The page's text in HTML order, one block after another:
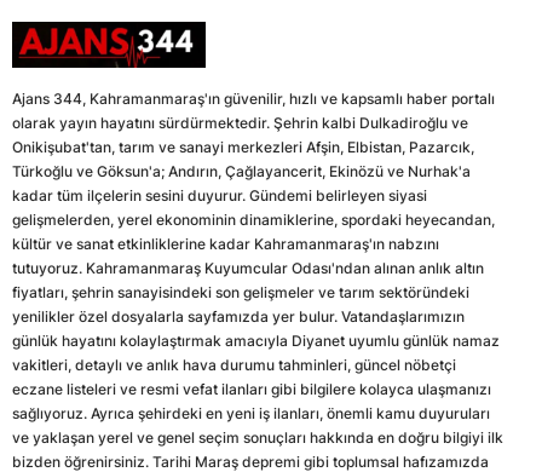
Ajans 344, Kahramanmaraş'ın güvenilir, hızlı ve kapsamlı haber portalı
olarak yayın hayatını sürdürmektedir. Şehrin kalbi Dulkadiroğlu ve
Onikişubat'tan, tarım ve sanayi merkezleri Afşin, Elbistan, Pazarcık,
Türkoğlu ve Göksun'a; Andırın, Çağlayancerit, Ekinözü ve Nurhak'a
kadar tüm ilçelerin sesini duyurur. Gündemi belirleyen siyasi
gelişmelerden, yerel ekonominin dinamiklerine, spordaki heyecandan,
kültür ve sanat etkinliklerine kadar Kahramanmaraş'ın nabzını
tutuyoruz. Kahramanmaraş Kuyumcular Odası'ndan alınan anlık altın
fiyatları, şehrin sanayisindeki son gelişmeler ve tarım sektöründeki
yenilikler özel dosyalarla sayfamızda yer bulur. Vatandaşlarımızın
günlük hayatını kolaylaştırmak amacıyla Diyanet uyumlu günlük namaz
vakitleri, detaylı ve anlık hava durumu tahminleri, güncel nöbetçi
eczane listeleri ve resmi vefat ilanları gibi bilgilere kolayca ulaşmanızı
sağlıyoruz. Ayrıca şehirdeki en yeni iş ilanları, önemli kamu duyuruları
ve yaklaşan yerel ve genel seçim sonuçları hakkında en doğru bilgiyi ilk
bizden öğrenirsiniz. Tarihi Maraş depremi gibi toplumsal hafızamızda